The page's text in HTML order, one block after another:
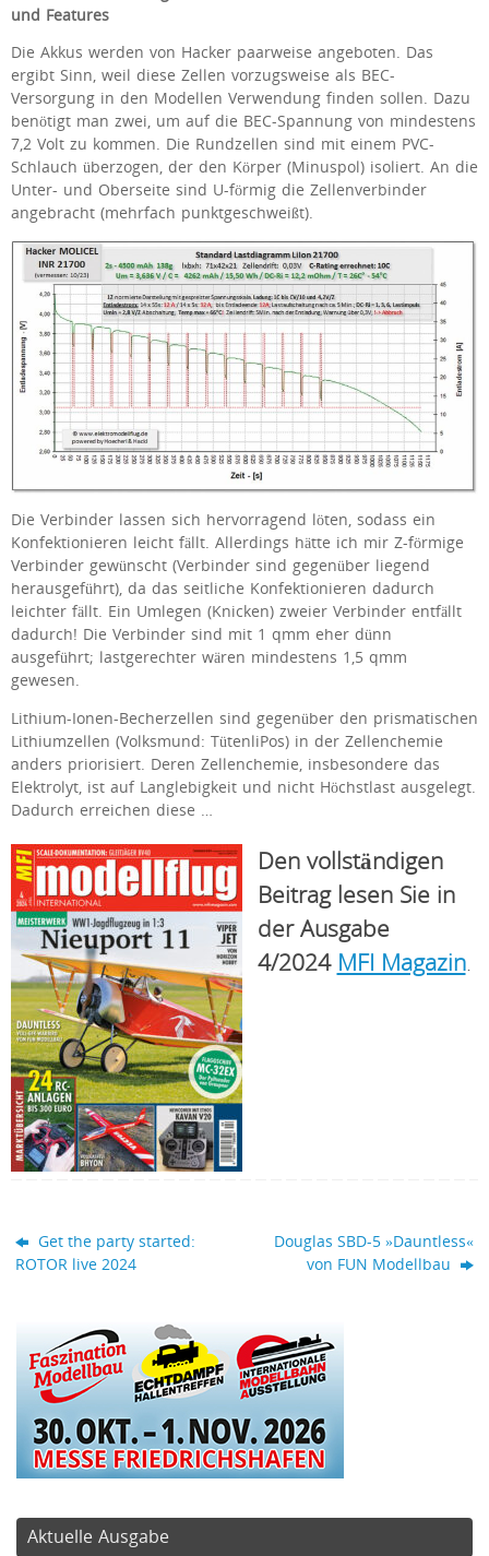
und Features
Die Akkus werden von Hacker paarweise angeboten. Das
ergibt Sinn, weil diese Zellen vorzugsweise als BEC-
Versorgung in den Modellen Verwendung finden sollen. Dazu
benötigt man zwei, um auf die BEC-Spannung von mindestens
7,2 Volt zu kommen. Die Rundzellen sind mit einem PVC-
Schlauch überzogen, der den Körper (Minuspol) isoliert. An die
Unter- und Oberseite sind U-förmig die Zellenverbinder
angebracht (mehrfach punktgeschweißt).
Die Verbinder lassen sich hervorragend löten, sodass ein
Konfektionieren leicht fällt. Allerdings hätte ich mir Z-förmige
Verbinder gewünscht (Verbinder sind gegenüber liegend
herausgeführt), da das seitliche Konfektionieren dadurch
leichter fällt. Ein Umlegen (Knicken) zweier Verbinder entfällt
dadurch! Die Verbinder sind mit 1 qmm eher dünn
ausgeführt; lastgerechter wären mindestens 1,5 qmm
gewesen.
Lithium-Ionen-Becherzellen sind gegenüber den prismatischen
Lithiumzellen (Volksmund: TütenliPos) in der Zellenchemie
anders priorisiert. Deren Zellenchemie, insbesondere das
Elektrolyt, ist auf Langlebigkeit und nicht Höchstlast ausgelegt.
Dadurch erreichen diese …
Den vollständigen
Beitrag lesen Sie in
der Ausgabe
4/2024 MFI Magazin.
Get the party started:
ROTOR live 2024
Douglas SBD-5 »Dauntless«
von FUN Modellbau
Aktuelle Ausgabe